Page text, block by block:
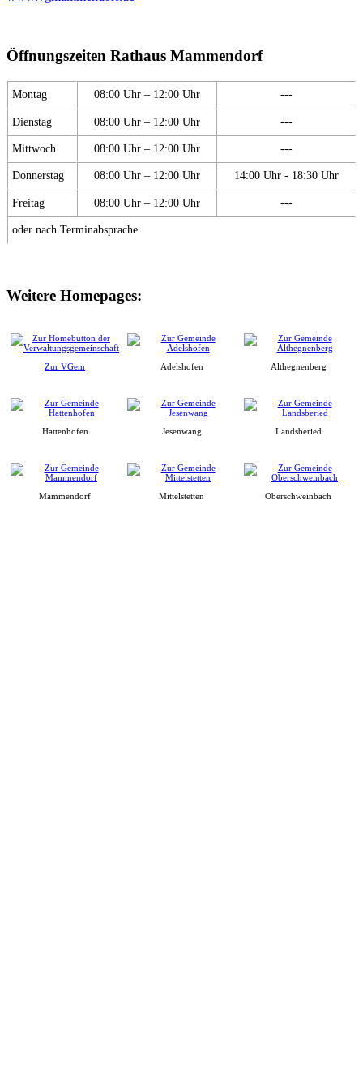
Öffnungszeiten Rathaus Mammendorf
Montag 08:00 Uhr – 12:00 Uhr ---
Dienstag 08:00 Uhr – 12:00 Uhr ---
Mittwoch 08:00 Uhr – 12:00 Uhr ---
Donnerstag 08:00 Uhr – 12:00 Uhr 14:00 Uhr - 18:30 Uhr
Freitag 08:00 Uhr – 12:00 Uhr ---
oder nach Terminabsprache
Weitere Homepages:
Zur VGem Adelshofen Althegnenberg
Hattenhofen Jesenwang Landsberied
Mammendorf Mittelstetten Oberschweinbach